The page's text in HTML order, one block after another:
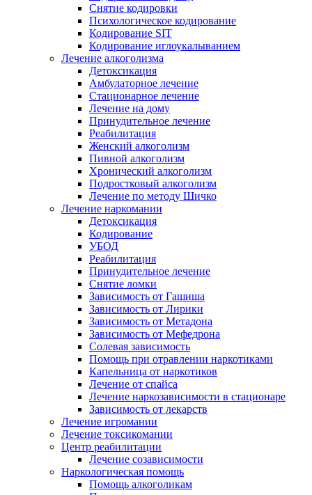
Снятие кодировки
Психологическое кодирование
Кодирование SIT
Кодирование иглоукалыванием
Лечение алкоголизма
Детоксикация
Амбулаторное лечение
Стационарное лечение
Лечение на дому
Принудительное лечение
Реабилитация
Женский алкоголизм
Пивной алкоголизм
Хронический алкоголизм
Подростковый алкоголизм
Лечение по методу Шичко
Лечение наркомании
Детоксикация
Кодирование
УБОД
Реабилитация
Принудительное лечение
Снятие ломки
Зависимость от Гашиша
Зависимость от Лирики
Зависимость от Метадона
Зависимость от Мефедрона
Солевая зависимость
Помощь при отравлении наркотиками
Капельница от наркотиков
Лечение от спайса
Лечение наркозависимости в стационаре
Зависимость от лекарств
Лечение игромании
Лечение токсикомании
Центр реабилитации
Лечение созависимости
Наркологическая помощь
Помощь алкоголикам